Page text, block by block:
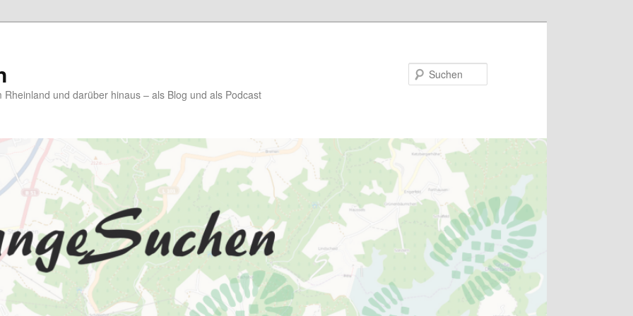
und darüber hinaus – als Blog und als Podcast